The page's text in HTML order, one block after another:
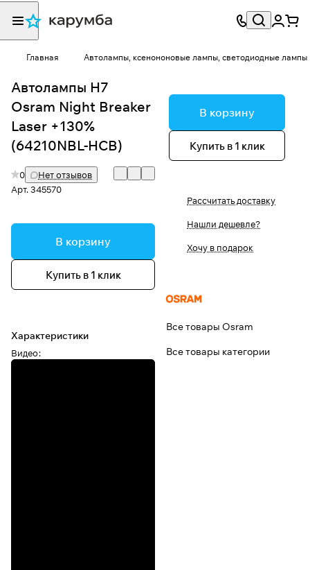
Главная Автолампы, ксенононовые лампы, светодиодные лампы
Автолампы H7
Osram Night Breaker
Laser +130%
(64210NBL-HCB)
0
Нет отзывов
Арт.345570
В корзину
Купить в 1 клик
Характеристики
Видео:
В корзину
Купить в 1 клик
Рассчитать доставку
Нашли дешевле?
Хочу в подарок
Все товары Osram
Все товары категории